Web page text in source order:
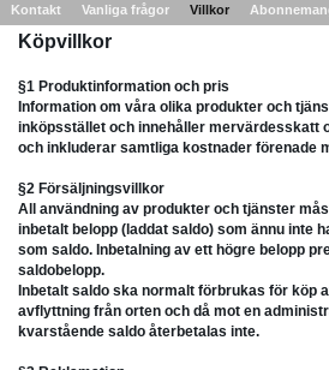
Kontakt Vanliga frågor Villkor
Köpvillkor
§1 Produktinformation och pris
Information om våra olika produkter och
inköpsstället och innehåller mervärdesskatt
och inkluderar samtliga kostnader förenade
§2 Försäljningsvillkor
All användning av produkter och tjänster
inbetalt belopp (laddat saldo) som ännu inte
som saldo. Inbetalning av ett högre belopp
saldobelopp.
Inbetalt saldo ska normalt förbrukas för köp
avflyttning från orten och då mot en
kvarstående saldo återbetalas inte.